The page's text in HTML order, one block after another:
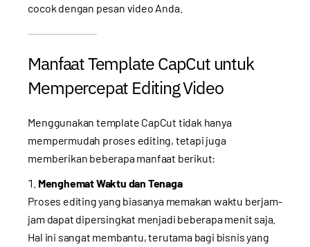
cocok dengan pesan video Anda.
Manfaat Template CapCut untuk
Mempercepat Editing Video
Menggunakan template CapCut tidak hanya
mempermudah proses editing, tetapi juga
memberikan beberapa manfaat berikut:
Menghemat Waktu dan Tenaga
Proses editing yang biasanya memakan waktu berjam-
jam dapat dipersingkat menjadi beberapa menit saja.
Hal ini sangat membantu, terutama bagi bisnis yang